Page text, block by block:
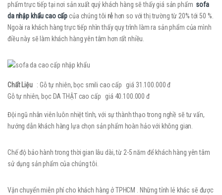
phẩm trực tiếp tại nơi sản xuất quý khách hàng sẽ thấy giá sản phẩm sofa
da nhập khẩu cao cấpcủa chúng tôirẻ hơn so với thị trường từ 20% tới 50 %.
Ngoài ra khách hàng trực tiếp nhìn thấy quy trình làm ra sản phẩm của mình
điều này sẽ làm khách hàng yên tâm hơn rất nhiều.
Chất Liệu : Gỗ tự nhiên, bọc smili cao cấp giá 31.100.000 đ
Gỗ tự nhiên, bọc DA THẬT cao cấp giá 40.100.000 đ
Đội ngũ nhân viên luôn nhiệt tình, với sự thành thạo trong nghề sẽ tư vấn,
hướng dẫn khách hàng lựa chọn sản phẩm hoàn hảo với không gian.
Chế độ bảo hành trong thời gian lâu dài, từ 2-5 năm để khách hàng yên tâm
sử dụng sản phẩm của chúng tôi.
Vận chuyển miễn phí cho khách hàng ở TPHCM . Những tỉnh lẻ khác sẽ được